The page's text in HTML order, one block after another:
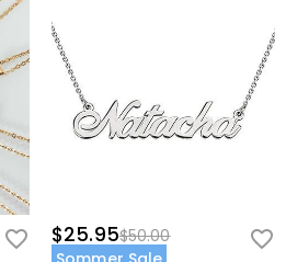
$25.95$50.00